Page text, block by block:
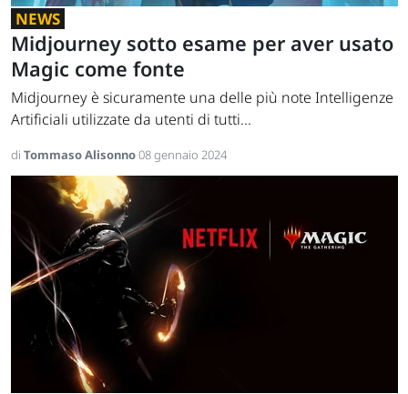
NEWS
Midjourney sotto esame per aver usato
Magic come fonte
Midjourney è sicuramente una delle più note Intelligenze
Artificiali utilizzate da utenti di tutti...
di Tommaso Alisonno08 gennaio 2024